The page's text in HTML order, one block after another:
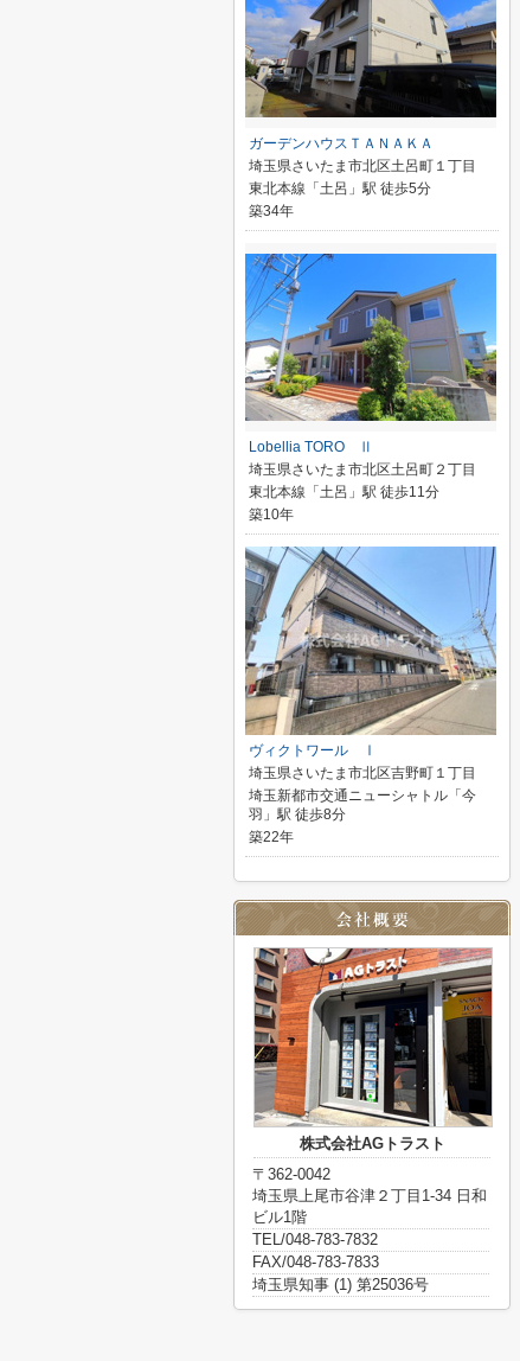
ガーデンハウスＴＡＮＡＫＡ
埼玉県さいたま市北区土呂町１丁目
東北本線「土呂」駅 徒歩5分
築34年
Lobellia TORO Ⅱ
埼玉県さいたま市北区土呂町２丁目
東北本線「土呂」駅 徒歩11分
築10年
ヴィクトワール Ⅰ
埼玉県さいたま市北区吉野町１丁目
埼玉新都市交通ニューシャトル「今
羽」駅 徒歩8分
築22年
株式会社AGトラスト
〒362-0042
埼玉県上尾市谷津２丁目1-34 日和
ビル1階
TEL/048-783-7832
FAX/048-783-7833
埼玉県知事 (1) 第25036号